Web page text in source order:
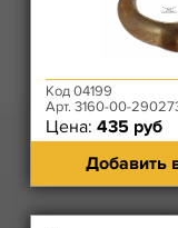
Код 04199
Арт. 3160-00-
Цена: 435 руб
Добавить